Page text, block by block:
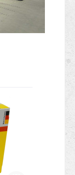
Nur 9 auf Lager!